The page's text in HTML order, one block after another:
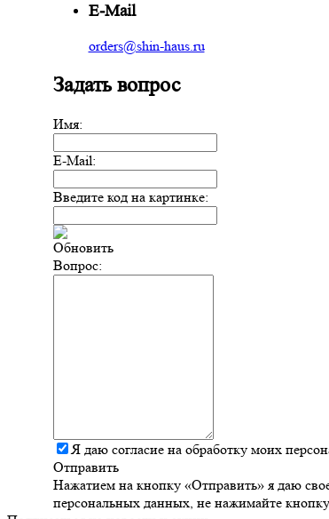
E-Mail
orders@shin-haus.ru
Задать вопрос
Имя:
E-Mail:
Введите код на картинке:
Обновить
Вопрос:
Я даю согласие на обработку моих
Отправить
Нажатием на кнопку «Отправить» я даю
персональных данных, не нажимайте